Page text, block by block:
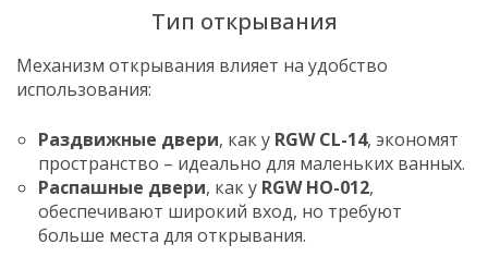
Тип открывания
Механизм открывания влияет на удобство
использования:
Раздвижные двери, как у RGW CL-14, экономят
пространство – идеально для маленьких ванных.
Распашные двери, как у RGW HO-012,
обеспечивают широкий вход, но требуют
больше места для открывания.